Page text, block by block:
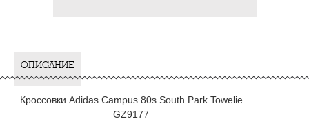
ОПИСАНИЕ
Кроссовки Adidas Campus 80s South Park Towelie
GZ9177